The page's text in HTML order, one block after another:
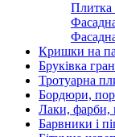
Плитка
Кришки на
Бруківка
Тротуарна
Бордюри,
Лаки, фарби,
Барвники і